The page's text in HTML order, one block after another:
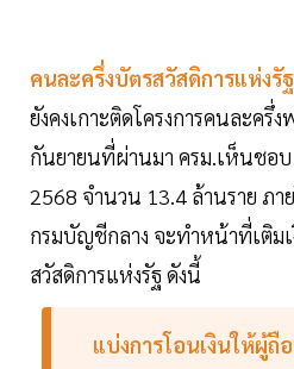
คนละครึ่งบัตรสวัสดิการแห่งรั
ยังคงเกาะติดโครงการคนละครึ่
กันยายนที่ผ่านมา ครม.เห็นชอบ
2568 จำนวน 13.4 ล้านราย ภา
กรมบัญชีกลาง จะทำหน้าที่เติม
สวัสดิการแห่งรัฐ ดังนี้
แบ่งการโอนเงินให้ผู้ถื